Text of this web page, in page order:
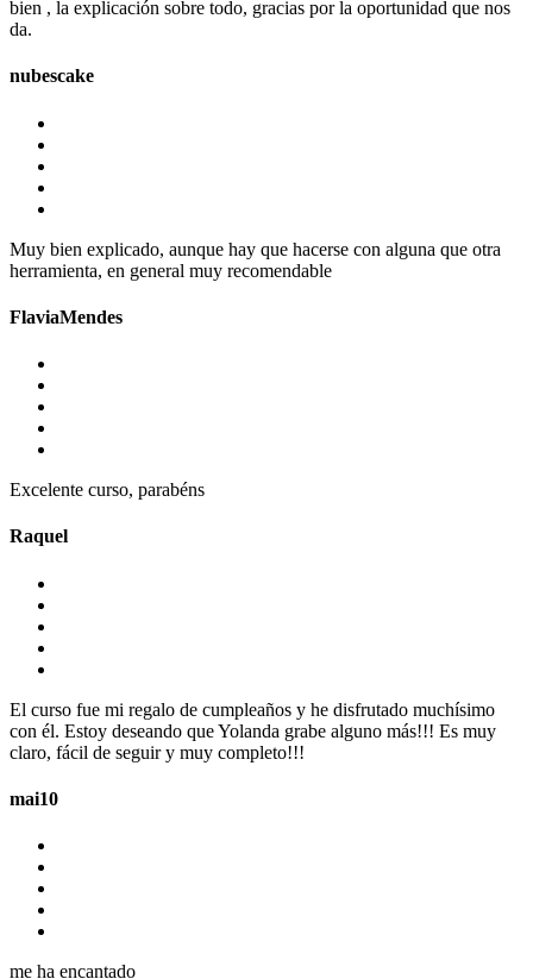
bien , la explicación sobre todo, gracias por la oportunidad que nos
da.
nubescake
Muy bien explicado, aunque hay que hacerse con alguna que otra
herramienta, en general muy recomendable
FlaviaMendes
Excelente curso, parabéns
Raquel
El curso fue mi regalo de cumpleaños y he disfrutado muchísimo
con él. Estoy deseando que Yolanda grabe alguno más!!! Es muy
claro, fácil de seguir y muy completo!!!
mai10
me ha encantado